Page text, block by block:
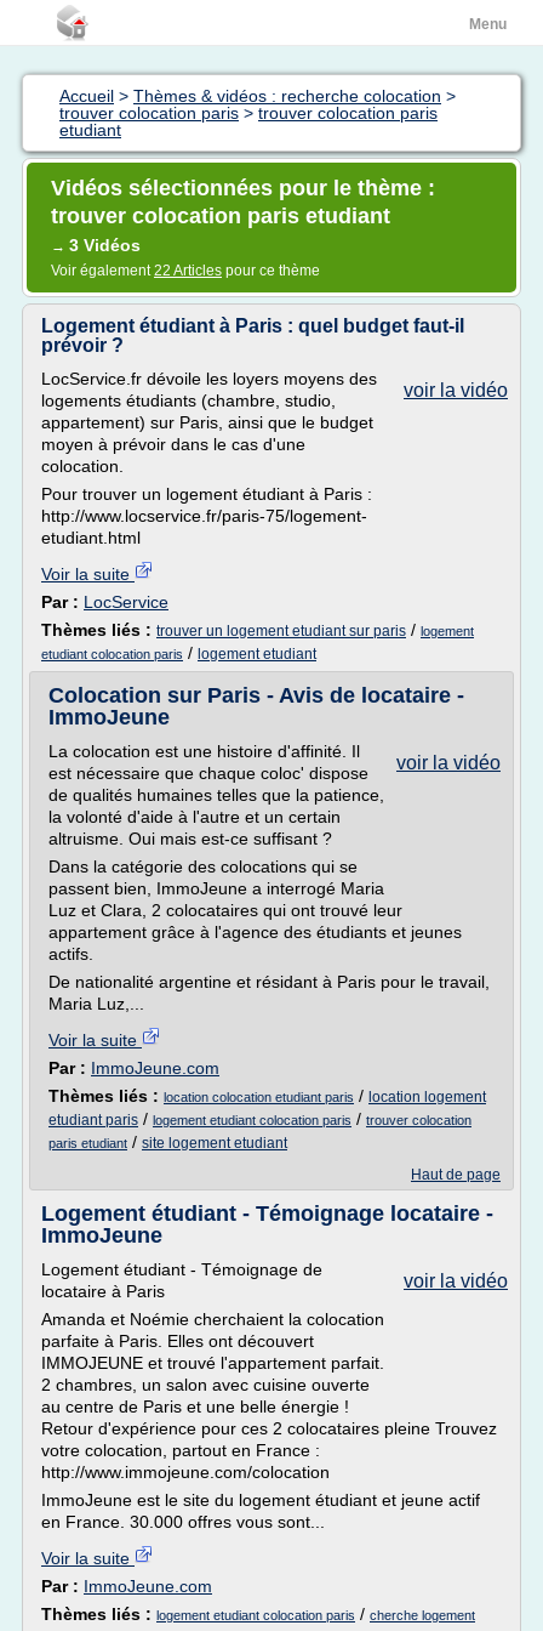
Menu
Accueil > Thèmes & vidéos : recherche colocation >
trouver colocation paris > trouver colocation paris
etudiant
Vidéos sélectionnées pour le thème :
trouver colocation paris etudiant
→ 3 Vidéos
Voir également22 Articles pour ce thème
Logement étudiant à Paris : quel budget faut-il
prévoir ?
voir la vidéo
LocService.fr dévoile les loyers moyens des
logements étudiants (chambre, studio,
appartement) sur Paris, ainsi que le budget
moyen à prévoir dans le cas d'une
colocation.
Pour trouver un logement étudiant à Paris :
http://www.locservice.fr/paris-75/logement-
etudiant.html
Voir la suite
Par : LocService
Thèmes liés : trouver un logement etudiant sur paris / logement
etudiant colocation paris / logement etudiant
Colocation sur Paris - Avis de locataire -
ImmoJeune
voir la vidéo
La colocation est une histoire d'affinité. Il
est nécessaire que chaque coloc' dispose
de qualités humaines telles que la patience,
la volonté d'aide à l'autre et un certain
altruisme. Oui mais est-ce suffisant ?
Dans la catégorie des colocations qui se
passent bien, ImmoJeune a interrogé Maria
Luz et Clara, 2 colocataires qui ont trouvé leur
appartement grâce à l'agence des étudiants et jeunes
actifs.
De nationalité argentine et résidant à Paris pour le travail,
Maria Luz,...
Voir la suite
Par : ImmoJeune.com
Thèmes liés : location colocation etudiant paris / location logement
etudiant paris / logement etudiant colocation paris / trouver colocation
paris etudiant / site logement etudiant
Haut de page
Logement étudiant - Témoignage locataire -
ImmoJeune
voir la vidéo
Logement étudiant - Témoignage de
locataire à Paris
Amanda et Noémie cherchaient la colocation
parfaite à Paris. Elles ont découvert
IMMOJEUNE et trouvé l'appartement parfait.
2 chambres, un salon avec cuisine ouverte
au centre de Paris et une belle énergie !
Retour d'expérience pour ces 2 colocataires pleine Trouvez
votre colocation, partout en France :
http://www.immojeune.com/colocation
ImmoJeune est le site du logement étudiant et jeune actif
en France. 30.000 offres vous sont...
Voir la suite
Par : ImmoJeune.com
Thèmes liés : logement etudiant colocation paris / cherche logement